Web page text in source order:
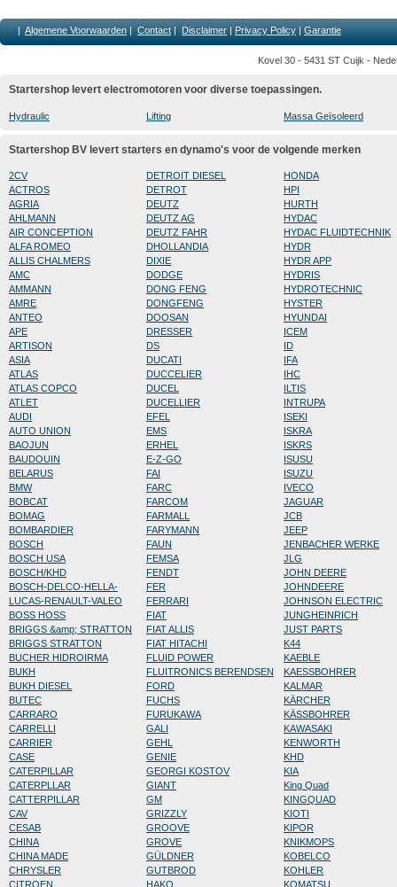
| Algemene Voorwaarden | Contact | Disclaimer | Privacy Policy | Garantie
Kovel 30 - 5431 ST Cuijk -
Startershop levert electromotoren voor diverse toepassingen.
Hydraulic Lifting Massa Geïsoleerd
Startershop BV levert starters en dynamo's voor de volgende merken
2CV
ACTROS
AGRIA
AHLMANN
AIR CONCEPTION
ALFA ROMEO
ALLIS CHALMERS
AMC
AMMANN
AMRE
ANTEO
APE
ARTISON
ASIA
ATLAS
ATLAS COPCO
ATLET
AUDI
AUTO UNION
BAOJUN
BAUDOUIN
BELARUS
BMW
BOBCAT
BOMAG
BOMBARDIER
BOSCH
BOSCH USA
BOSCH/KHD
BOSCH-DELCO-HELLA-
LUCAS-RENAULT-VALEO
BOSS HOSS
BRIGGS &amp; STRATTON
BRIGGS STRATTON
BUCHER HIDROIRMA
BUKH
BUKH DIESEL
BUTEC
CARRARO
CARRELLI
CARRIER
CASE
CATERPILLAR
CATERPLLAR
CATTERPILLAR
CAV
CESAB
CHINA
CHINA MADE
CHRYSLER
CITROEN
DETROIT DIESEL
DETROT
DEUTZ
DEUTZ AG
DEUTZ FAHR
DHOLLANDIA
DIXIE
DODGE
DONG FENG
DONGFENG
DOOSAN
DRESSER
DS
DUCATI
DUCCELIER
DUCEL
DUCELLIER
EFEL
EMS
ERHEL
E-Z-GO
FAI
FARC
FARCOM
FARMALL
FARYMANN
FAUN
FEMSA
FENDT
FER
FERRARI
FIAT
FIAT ALLIS
FIAT HITACHI
FLUID POWER
FLUITRONICS BERENDSEN
FORD
FUCHS
FURUKAWA
GALI
GEHL
GENIE
GEORGI KOSTOV
GIANT
GM
GRIZZLY
GROOVE
GROVE
GÜLDNER
GUTBROD
HAKO
HONDA
HPI
HURTH
HYDAC
HYDAC FLUIDTECHNIK
HYDR
HYDR APP
HYDRIS
HYDROTECHNIC
HYSTER
HYUNDAI
ICEM
ID
IFA
IHC
ILTIS
INTRUPA
ISEKI
ISKRA
ISKRS
ISUSU
ISUZU
IVECO
JAGUAR
JCB
JEEP
JENBACHER WERKE
JLG
JOHN DEERE
JOHNDEERE
JOHNSON ELECTRIC
JUNGHEINRICH
JUST PARTS
K44
KAEBLE
KAESSBOHRER
KALMAR
KÄRCHER
KÄSSBOHRER
KAWASAKI
KENWORTH
KHD
KIA
King Quad
KINGQUAD
KIOTI
KIPOR
KNIKMOPS
KOBELCO
KOHLER
KOMATSU